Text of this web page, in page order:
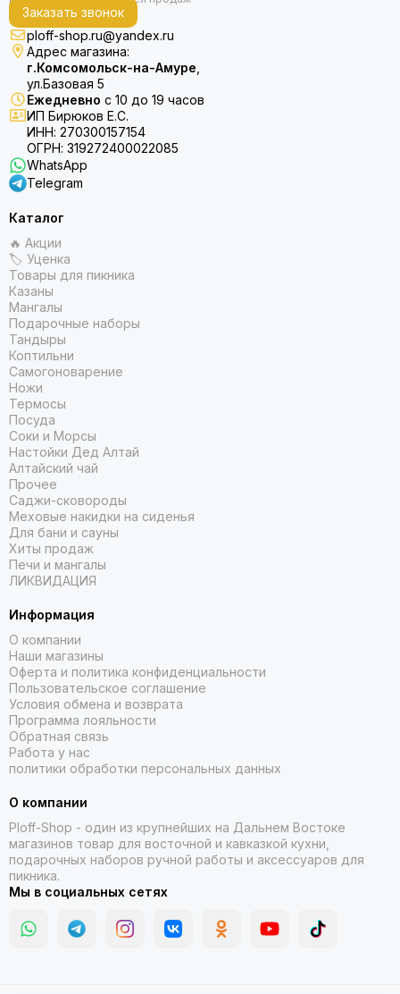
Заказать звонок
ploff-shop.ru@yandex.ru
Адрес магазина:
г.Комсомольск-на-Амуре
ул.Базовая 5
Ежедневно с 10 до 19 часов
ИП Бирюков Е.С.
ИНН: 270300157154
ОГРН: 319272400022085
WhatsApp
Telegram
Каталог
🔥 Акции
🏷 Уценка
Товары для пикника
Казаны
Мангалы
Подарочные наборы
Тандыры
Коптильни
Самогоноварение
Ножи
Термосы
Посуда
Соки и Морсы
Настойки Дед Алтай
Алтайский чай
Прочее
Саджи-сковороды
Меховые накидки на сиденья
Для бани и сауны
Хиты продаж
Печи и мангалы
ЛИКВИДАЦИЯ
Информация
О компании
Наши магазины
Оферта и политика конфиденциальности
Пользовательское соглашение
Условия обмена и возврата
Программа лояльности
Обратная связь
Работа у нас
политики обработки персональных данных
О компании
Ploff-Shop - один из крупнейших на Дальнем Востоке
магазинов товар для восточной и кавказкой кухни,
подарочных наборов ручной работы и аксессуаров для
пикника.
Мы в социальных сетях